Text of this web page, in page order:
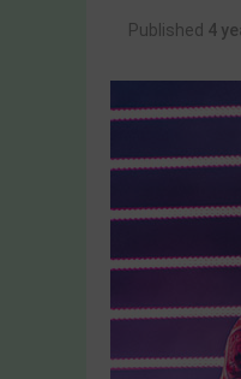
Published 4